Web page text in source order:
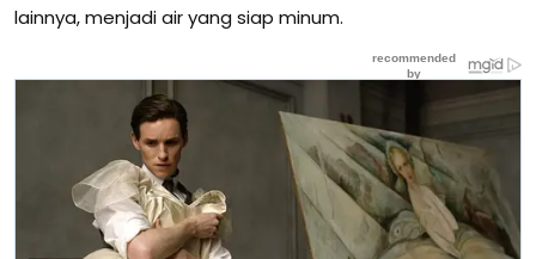
lainnya, menjadi air yang siap minum.